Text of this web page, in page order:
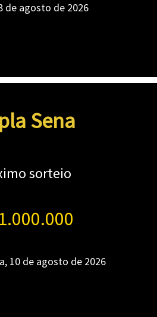
de agosto de 2026
Sena
sorteio
10 de agosto de 2026